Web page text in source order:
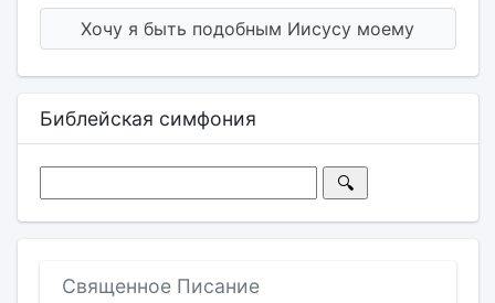
Хочу я быть подобным Иисусу моему
Библейская симфония
Священное Писание